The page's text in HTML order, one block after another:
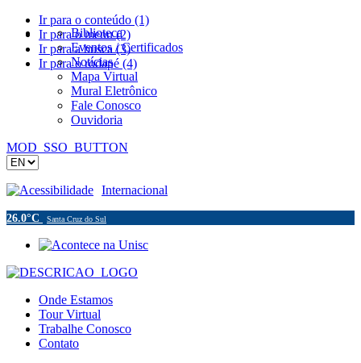
Ir para o conteúdo (1)
Ir para o menu (2)
Ir para a busca (3)
Ir para o rodapé (4)
Biblioteca
Eventos / Certificados
Notícias
Mapa Virtual
Mural Eletrônico
Fale Conosco
Ouvidoria
MOD_SSO_BUTTON
Acessibilidade Internacional
26.0°C Santa Cruz do Sul
Onde Estamos
Tour Virtual
Trabalhe Conosco
Contato